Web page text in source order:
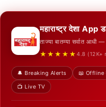
महाराष्ट्र देशा App
ताज्या बातम्या सर्वात
★★★★★ 4.8 (12K+
🔔 Breaking Alerts 📖 Offline
📺 Live TV